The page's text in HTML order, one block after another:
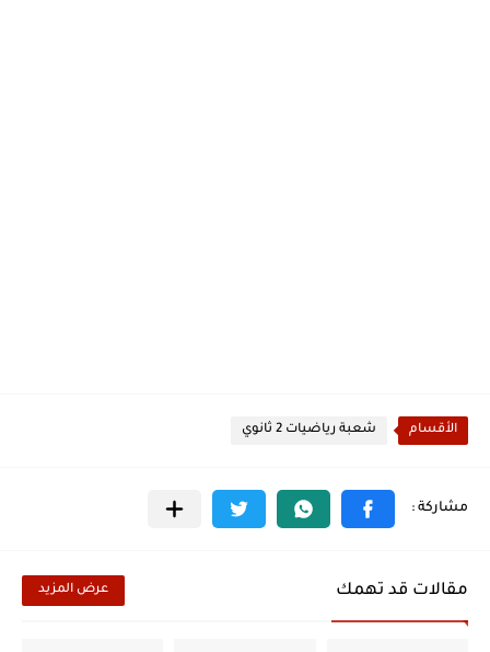
الأقسام شعبة رياضيات 2 ثانوي
مقالات قد تهمك عرض المزيد